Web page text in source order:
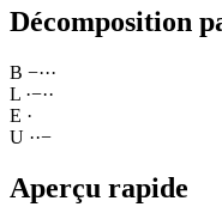
Décomposition
B −···
L ·−··
E ·
U ··−
Aperçu rapide